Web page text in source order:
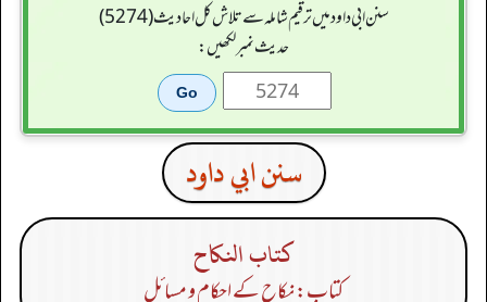
سنن ابي داود میں ترقیم شاملہ سے تلاش کل احادیث (5274)
حدیث نمبر لکھیں:
سنن ابي داود
كتاب النكاح
کتاب: نکاح کے احکام و مسائل